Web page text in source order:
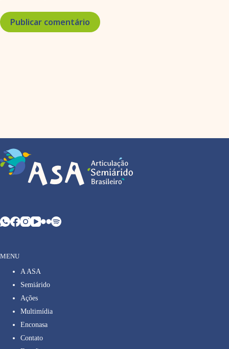
Publicar comentário
MENU
A ASA
Semiárido
Ações
Multimídia
Enconasa
Contato